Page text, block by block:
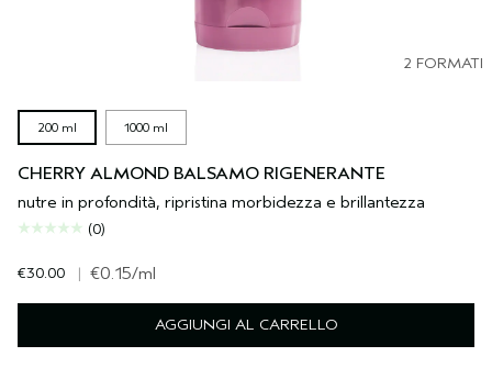
2 FORMATI
200 ml 1000 ml
CHERRY ALMOND BALSAMO RIGENERANTE
nutre in profondità, ripristina morbidezza e brillantezza
(0)
€30.00 | €0.15/ml
AGGIUNGI AL CARRELLO